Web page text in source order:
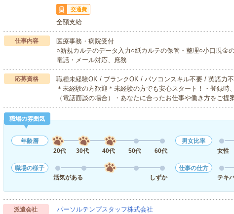
交通費
全額支給
仕事内容
医療事務・病院受付
○新規カルテのデータ入力○紙カルテの保管・整理○小口現金
電話・メール対応、庶務
応募資格
職種未経験OK / ブランクOK / パソコンスキル不要 / 英語力
＊未経験の方歓迎＊未経験の方でも安心スタート！・登録時
（電話面談の場合）・あなたに合ったお仕事や働き方をご提
職場の雰囲気
年齢層
20代
30代 40代 50代 60代
男女比率
女性
職場の様子
活気がある
しずか
仕事の仕方
テキ
派遣会社 パーソルテンプスタッフ株式会社